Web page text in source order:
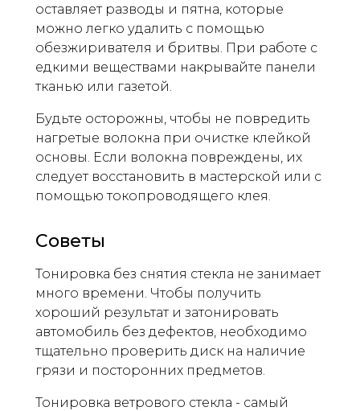
оставляет разводы и пятна, которые
можно легко удалить с помощью
обезжиривателя и бритвы. При работе с
едкими веществами накрывайте панели
тканью или газетой.
Будьте осторожны, чтобы не повредить
нагретые волокна при очистке клейкой
основы. Если волокна повреждены, их
следует восстановить в мастерской или с
помощью токопроводящего клея.
Советы
Тонировка без снятия стекла не занимает
много времени. Чтобы получить
хороший результат и затонировать
автомобиль без дефектов, необходимо
тщательно проверить диск на наличие
грязи и посторонних предметов.
Тонировка ветрового стекла - самый